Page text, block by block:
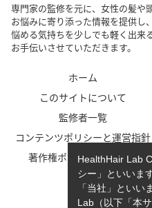
専門家の監修を元に、女性の髪や
お悩みに寄り添った情報を提供し、
悩める気持ちを少しでも軽く出来
お手伝いさせていただきます。
ホーム
このサイトについて
監修者一覧
コンテンツポリシーと運営指針
著作権ポリシー/免責事項
HealthHair Lab
シー」といいま
「当社」とい
Lab（以下「本